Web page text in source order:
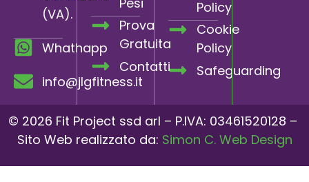
(VA).
Whathapp
info@jlgfitness.it
Prova
Gratuita
Contatti
Policy
Cookie
Policy
Safeguarding
© 2026 Fit Project ssd arl – P.IVA: 03461520128 –
Sito Web realizzato da: Simon C. Web Design